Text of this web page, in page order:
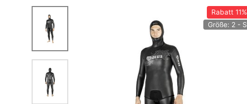
Rabatt11%
Größe: 2 - S